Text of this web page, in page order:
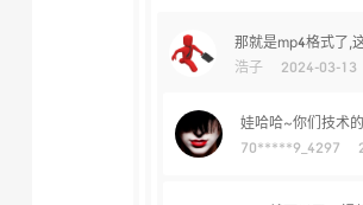
那就是mp4格式了,
浩子
2024-03-13
娃哈哈~你们技术
70*****9_4297